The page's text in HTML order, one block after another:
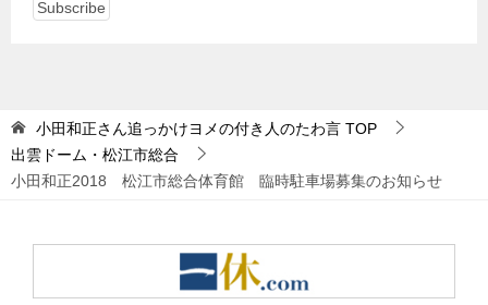
小田和正さん追っかけヨメの付き人のたわ言 TOP
出雲ドーム・松江市総合
小田和正2018 松江市総合体育館 臨時駐車場募集のお知らせ